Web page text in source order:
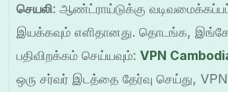
செயலி: ஆண்ட்ராய்டுக்கு
இயக்கவும் எளிதானது. தொடங்க,
பதிவிறக்கம் செய்யவும்:VPN
ஒரு சர்வர் இடத்தை தேர்வு செய்து,